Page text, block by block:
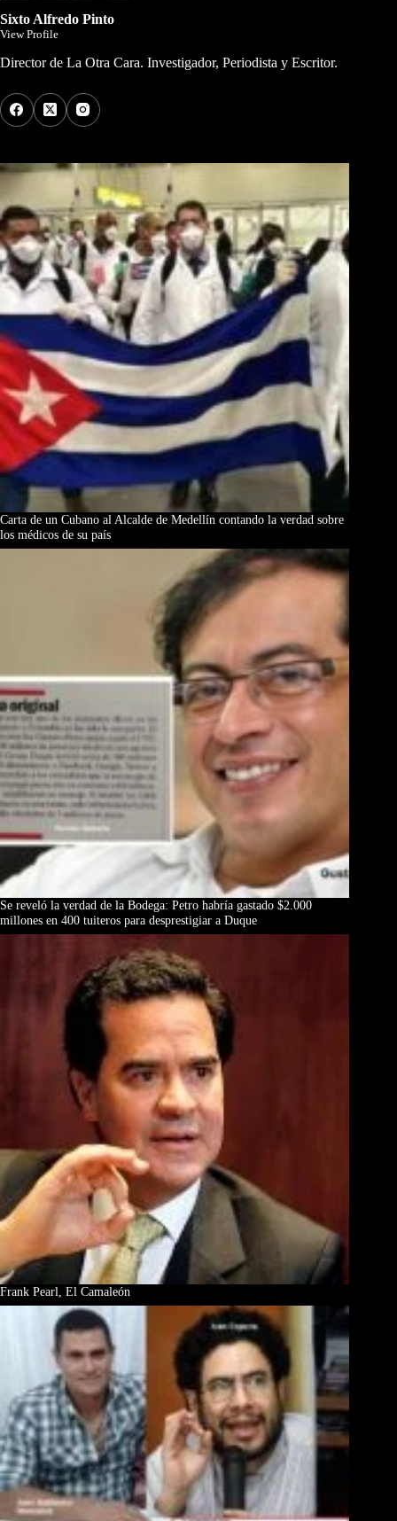
Sixto Alfredo Pinto
View Profile
Director de La Otra Cara. Investigador, Periodista y Escritor.
Carta de un Cubano al Alcalde de Medellín contando la verdad sobre
los médicos de su país
Se reveló la verdad de la Bodega: Petro habría gastado $2.000
millones en 400 tuiteros para desprestigiar a Duque
Frank Pearl, El Camaleón